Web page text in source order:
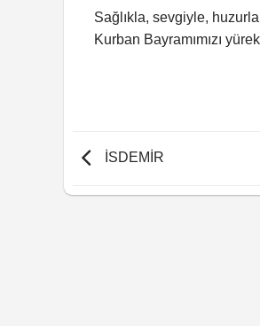
Sağlıkla, sevgiyle,
Kurban Bayramımızı
İSDEMİR